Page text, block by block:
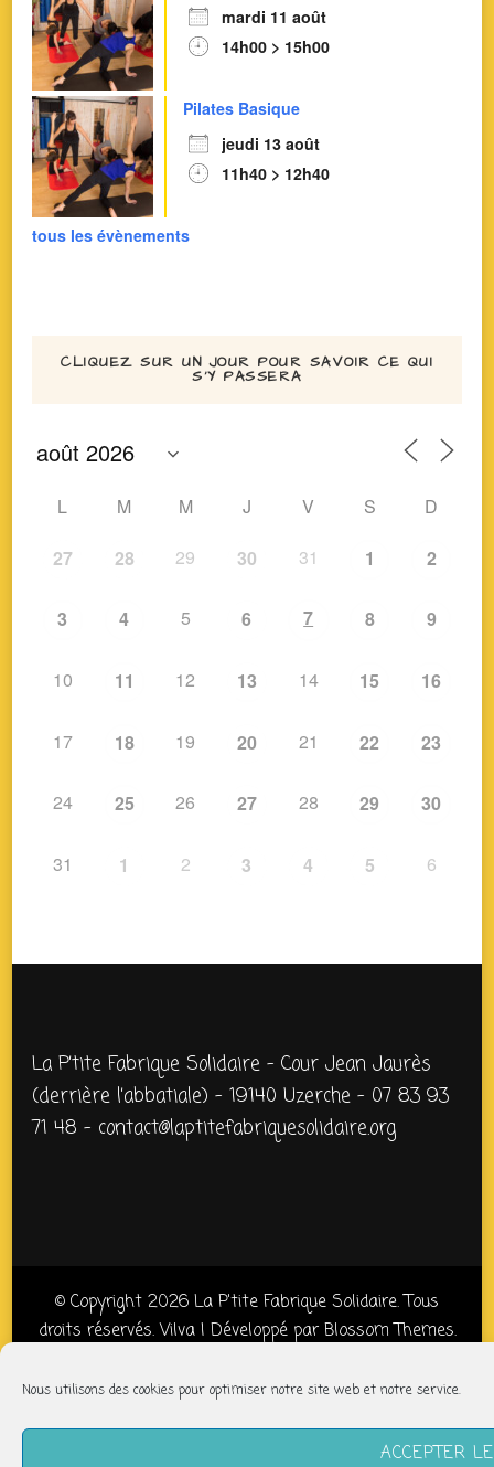
Nous utilisons des cookies pour optimiser notre site web et notre service.
ACCEPTER
mardi 11 août
14h00 > 15h00
Pilates Basique
jeudi 13 août
11h40 > 12h40
tous les évènements
CLIQUEZ SUR UN JOUR POUR SAVOIR CE QUI
S’Y PASSERA
L M M J V S D
27 28 29 30 31 1 2
3 4 5 6 7 8 9
10 11 12 13 14 15 16
17 18 19 20 21 22 23
24 25 26 27 28 29 30
31 1 2 3 4 5 6
La P’tite Fabrique Solidaire – Cour Jean Jaurès
(derrière l’abbatiale) – 19140 Uzerche – 07 83 93
71 48 – contact@laptitefabriquesolidaire.org
© Copyright 2026 La P'tite Fabrique Solidaire. Tous
droits réservés.Vilva | Développé par Blossom Themes.